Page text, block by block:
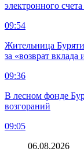
электронного
09:54
Жительница
за «возврат
09:36
В лесном фонде
возгораний
09:05
06.08.2026